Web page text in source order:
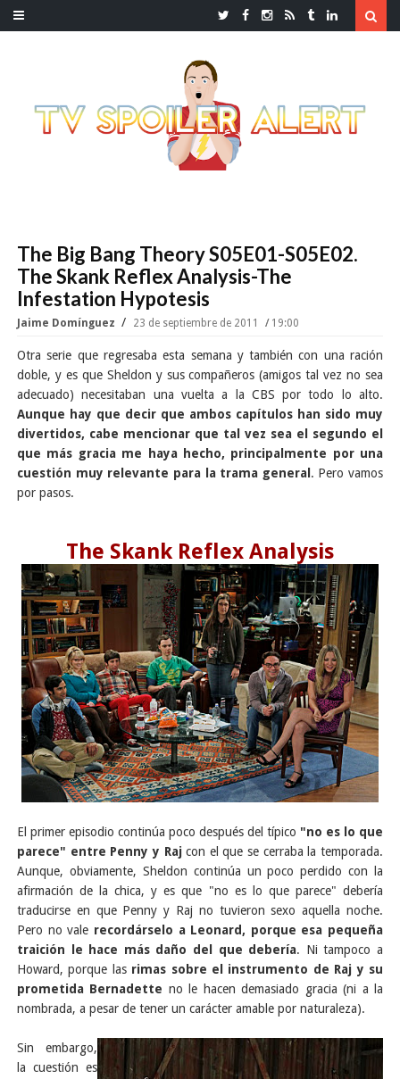
The Big Bang Theory S05E01-S05E02.
The Skank Reflex Analysis-The
Infestation Hypotesis
Jaime Domínguez 23 de septiembre de 2011 19:00
Otra serie que regresaba esta semana y también con una ración
doble, y es que Sheldon y sus compañeros (amigos tal vez no sea
adecuado) necesitaban una vuelta a la CBS por todo lo alto.
Aunque hay que decir que ambos capítulos han sido muy
divertidos, cabe mencionar que tal vez sea el segundo el
que más gracia me haya hecho, principalmente por una
cuestión muy relevante para la trama general . Pero vamos
por pasos.
The Skank Reflex Analysis
El primer episodio continúa poco después del típico "no es lo que
parece" entre Penny y Rajcon el que se cerraba la temporada.
Aunque, obviamente, Sheldon continúa un poco perdido con la
afirmación de la chica, y es que "no es lo que parece" debería
traducirse en que Penny y Raj no tuvieron sexo aquella noche.
Pero no vale recordárselo a Leonard, porque esa pequeña
traición le hace más daño del que debería. Ni tampoco a
Howard, porque las rimas sobre el instrumento de Raj y su
prometida Bernadette no le hacen demasiado gracia (ni a la
nombrada, a pesar de tener un carácter amable por naturaleza).
Sin embargo,
la cuestión es